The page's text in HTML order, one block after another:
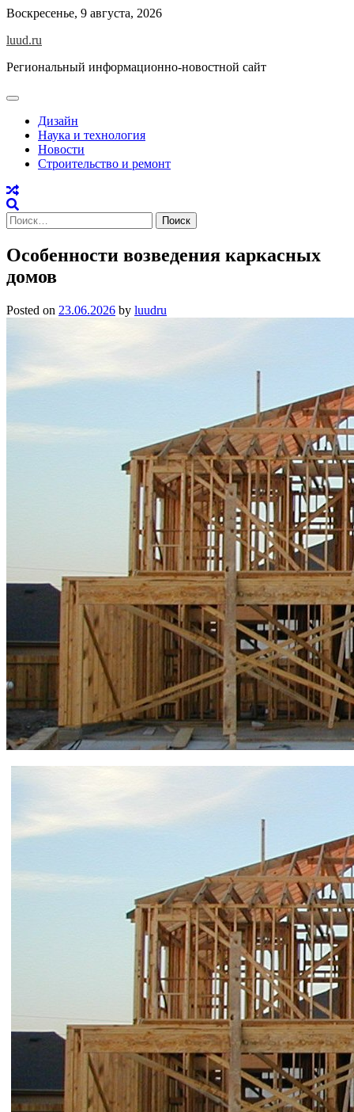
Skip
content
Воскресенье, 9 августа, 2026
luud.ru
Региональный информационно-новостной сайт
Дизайн
Наука и технология
Новости
Строительство и ремонт
Найти:
Особенности возведения каркасных
домов
Posted on 23.06.2026 by luudru